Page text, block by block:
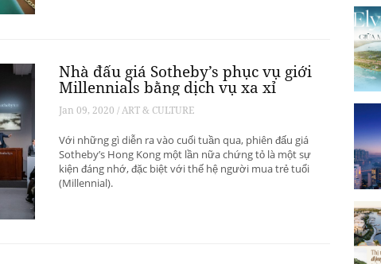
Nhà đấu giá Sotheby’s phục vụ giới
Millennials bằng dịch vụ xa xỉ
Jan 09, 2020 / ART & CULTURE
Với những gì diễn ra vào cuối tuần qua, phiên đấu giá
Sotheby’s Hong Kong một lần nữa chứng tỏ là một sự
kiện đáng nhớ, đặc biệt với thế hệ người mua trẻ tuổi
(Millennial).